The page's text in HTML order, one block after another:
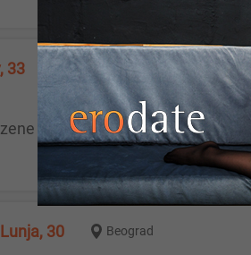
33 Vladičin Han
zene ili Par Jebem jebacu
30 Beograd